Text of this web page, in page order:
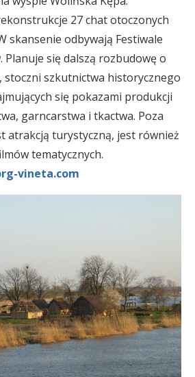
27 chat otoczonych
skansenie odbywają Festiwale
Planuje się dalszą rozbudowę o
stoczni szkutnictwa historycznego
się pokazami produkcji
garncarstwa i tkactwa. Poza
atrakcją turystyczną, jest również
tematycznych.
vineta.com